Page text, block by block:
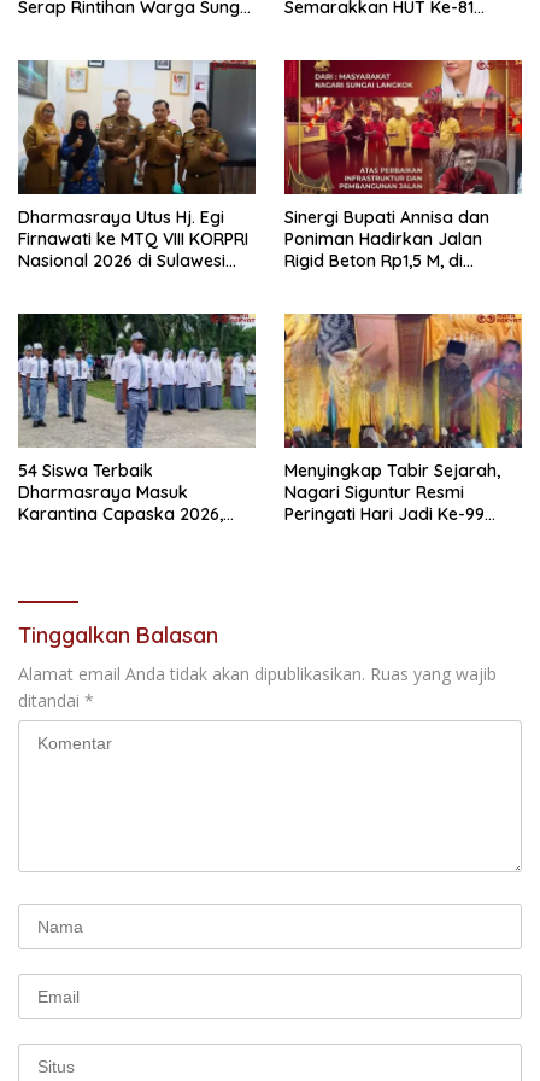
Serap Rintihan Warga Sungai
Semarakkan HUT Ke-81
Dharmasraya Utus Hj. Egi
Firnawati ke MTQ VIII KORPRI
Nasional 2026 di Sulawesi
Sinergi Bupati Annisa dan
Poniman Hadirkan Jalan
Rigid Beton Rp1,5 M, di
Kasih
54 Siswa Terbaik
Dharmasraya Masuk
Karantina Capaska 2026,
Menyingkap Tabir Sejarah,
Nagari Siguntur Resmi
Peringati Hari Jadi Ke-99
Tinggalkan Balasan
Alamat email Anda tidak akan dipublikasikan. Ruas yang wajib
ditandai *